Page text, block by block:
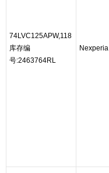
74LVC125APW,118
库存编
号:2463764RL
Nexperia